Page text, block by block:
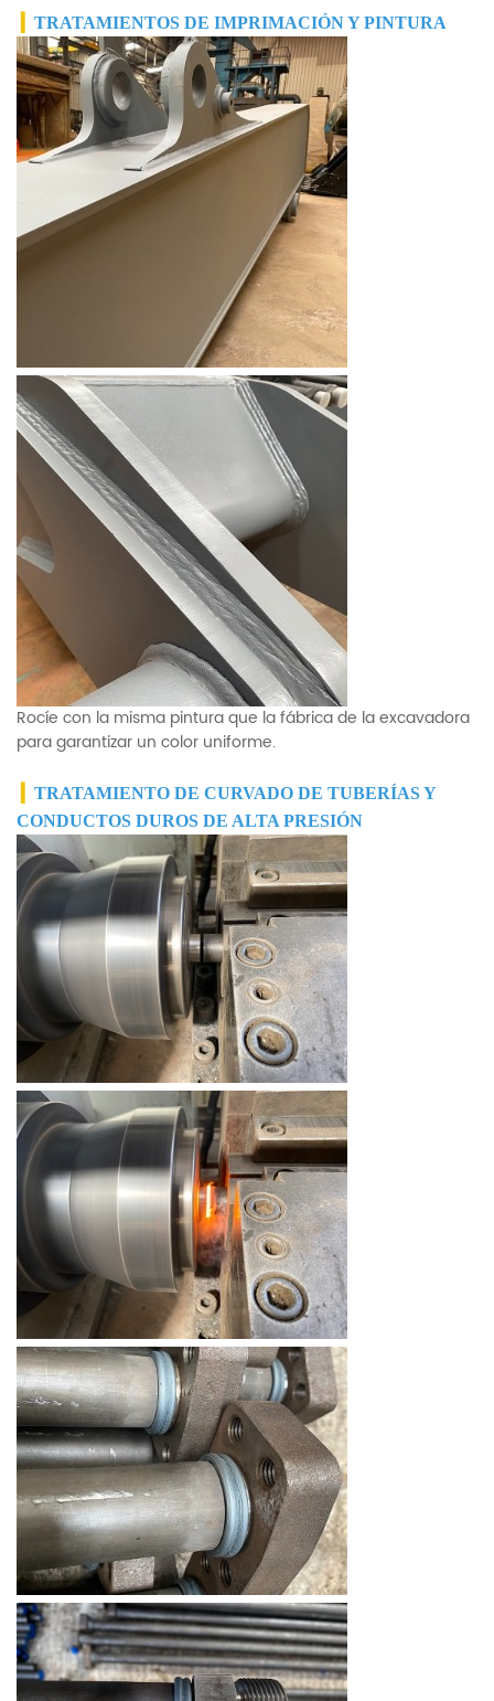
TRATAMIENTOS DE IMPRIMACIÓN Y PINTURA
Rocíe con la misma pintura que la fábrica de la excavadora
para garantizar un color uniforme.
TRATAMIENTO DE CURVADO DE TUBERÍAS Y
CONDUCTOS DUROS DE ALTA PRESIÓN